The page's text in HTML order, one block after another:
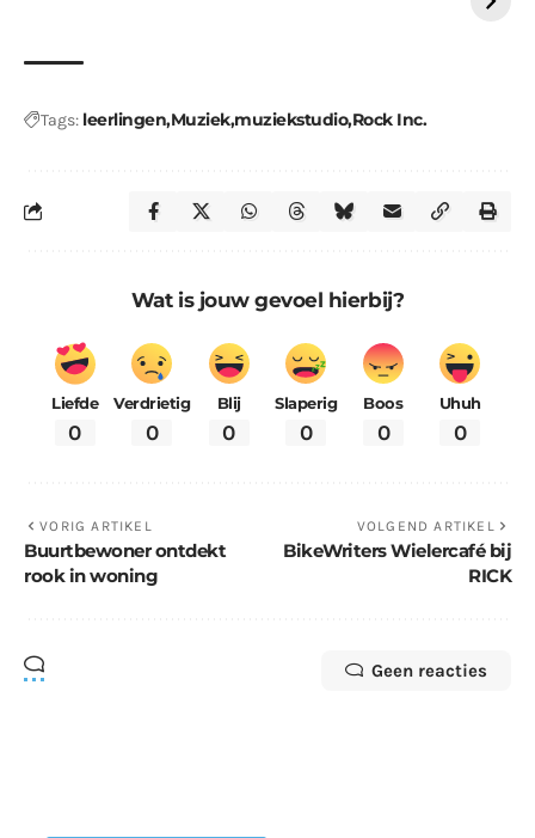
Tags: leerlingenMuziekmuziekstudioRock Inc.
Wat is jouw gevoel hierbij?
Liefde
0
Verdrietig
0
Blij
0
Slaperig
0
Boos
0
Uhuh
0
VORIG ARTIKEL
Buurtbewoner ontdekt
rook in woning
VOLGEND ARTIKEL
BikeWriters Wielercafé bij
RICK
Geen reacties